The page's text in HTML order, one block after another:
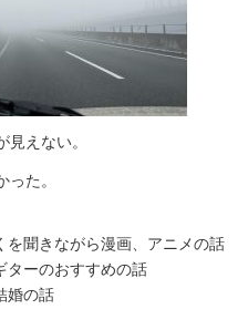
えない。
た。
を聞きながら漫画、アニメの話
ターのおすすめの話
婚の話